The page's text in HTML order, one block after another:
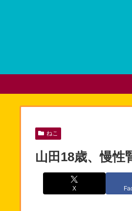
ねこ
山田18歳、慢性
X